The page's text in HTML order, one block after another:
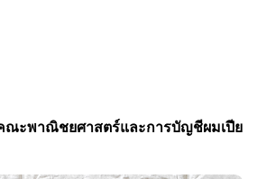
ะพาณิชยศาสตร์และการบัญชีผมเปีย